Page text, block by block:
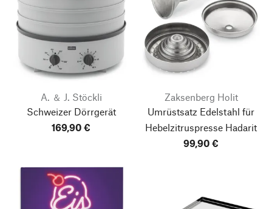
A. ＆ J. Stöckli
Schweizer Dörrgerät
169,90 €
Zaksenberg Holit
Umrüstsatz Edelstahl für
Hebelzitruspresse Hadarit
99,90 €